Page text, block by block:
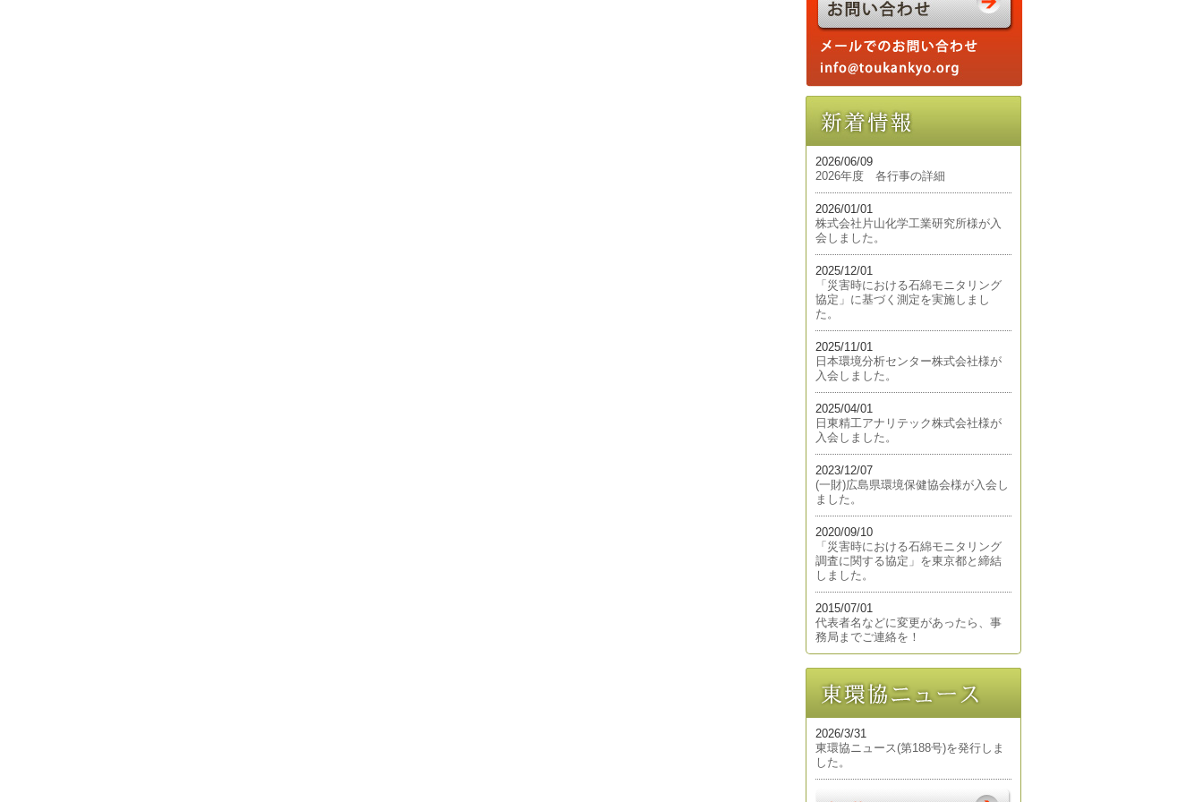
2026/06/09
2026年度 各行事の詳細
2026/01/01
株式会社片山化学工業研究所様が入
会しました。
2025/12/01
「災害時における石綿モニタリング
協定」に基づく測定を実施しまし
た。
2025/11/01
日本環境分析センター株式会社様が
入会しました。
2025/04/01
日東精工アナリテック株式会社様が
入会しました。
2023/12/07
(一財)広島県環境保健協会様が入会し
ました。
2020/09/10
「災害時における石綿モニタリング
調査に関する協定」を東京都と締結
しました。
2015/07/01
代表者名などに変更があったら、事
務局までご連絡を！
2026/3/31
東環協ニュース(第188号)を発行しま
した。